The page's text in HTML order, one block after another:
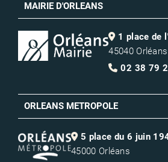
MAIRIE D'ORLEANS
1 place de
45040
02 38 79
ORLEANS METROPOLE
5 place du 6 juin
45000 Orléans